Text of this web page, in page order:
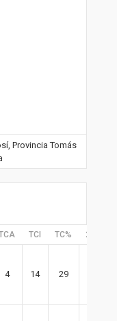
Provincia Tomás
TCI TC% 2PA
4 14 29